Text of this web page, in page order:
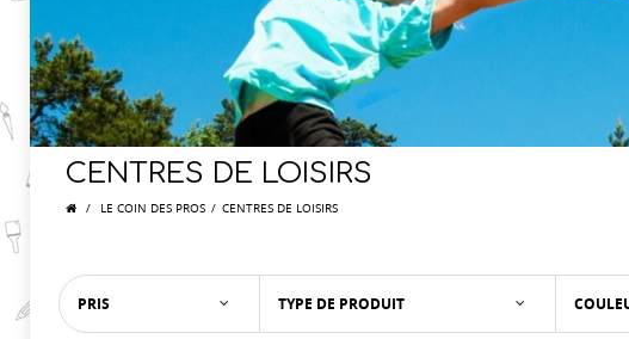
CENTRES DE LOISIRS
/ LE COIN DES PROS / CENTRES DE LOISIRS
PRIS TYPE DE PRODUIT